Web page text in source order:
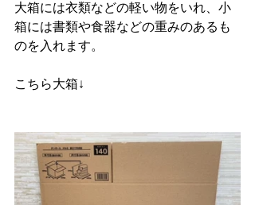
大箱には衣類などの軽い物をいれ、小
箱には書類や食器などの重みのあるも
のを入れます。
こちら大箱↓